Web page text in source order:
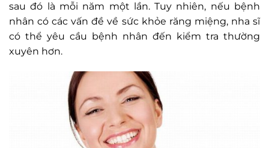
sau đó là mỗi năm một lần. Tuy nhiên, nếu bệnh
nhân có các vấn đề về sức khỏe răng miệng, nha sĩ
có thể yêu cầu bệnh nhân đến kiểm tra thường
xuyên hơn.